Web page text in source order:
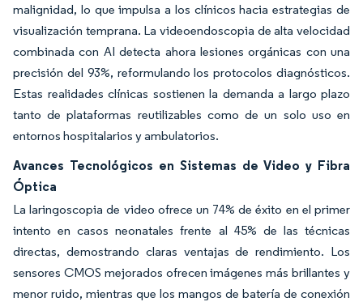
malignidad, lo que impulsa a los clínicos hacia estrategias de
visualización temprana. La videoendoscopia de alta velocidad
combinada con AI detecta ahora lesiones orgánicas con una
precisión del 93%, reformulando los protocolos diagnósticos.
Estas realidades clínicas sostienen la demanda a largo plazo
tanto de plataformas reutilizables como de un solo uso en
entornos hospitalarios y ambulatorios.
Avances Tecnológicos en Sistemas de Video y Fibra
Óptica
La laringoscopia de video ofrece un 74% de éxito en el primer
intento en casos neonatales frente al 45% de las técnicas
directas, demostrando claras ventajas de rendimiento. Los
sensores CMOS mejorados ofrecen imágenes más brillantes y
menor ruido, mientras que los mangos de batería de conexión